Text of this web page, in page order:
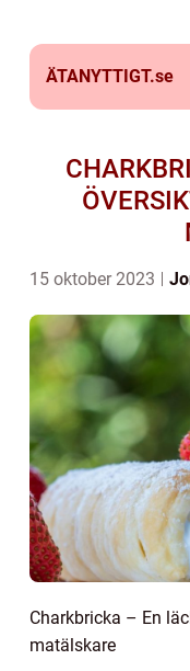
ÄTANYTTIGT.se
15 oktober 2023
Charkbricka – En
matälskare